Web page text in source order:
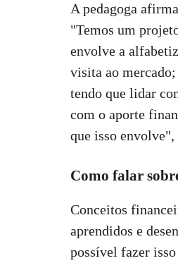
A pedagoga
"Temos um
envolve a
visita ao
tendo que lidar
com o aporte
que isso envolve",
Como falar
Conceitos
aprendidos e
possível fazer